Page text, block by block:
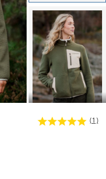
LAVPRIS
(1)